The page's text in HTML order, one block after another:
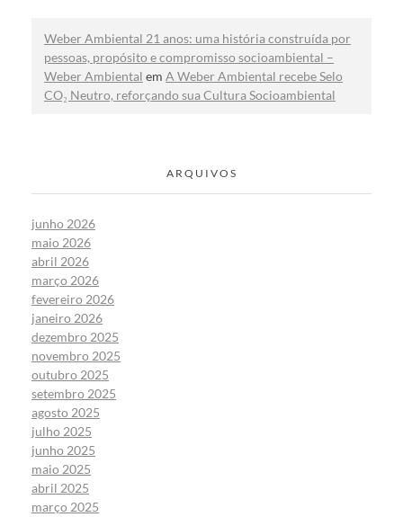
Weber Ambiental 21 anos: uma história construída por
pessoas, propósito e compromisso socioambiental –
Weber Ambiental em A Weber Ambiental recebe Selo
CO₂ Neutro, reforçando sua Cultura Socioambiental
ARQUIVOS
junho 2026
maio 2026
abril 2026
março 2026
fevereiro 2026
janeiro 2026
dezembro 2025
novembro 2025
outubro 2025
setembro 2025
agosto 2025
julho 2025
junho 2025
maio 2025
abril 2025
março 2025